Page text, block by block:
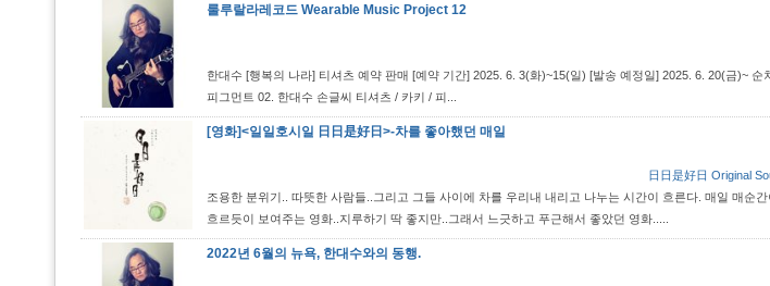
룰루랄라레코드 Wearable Music Project 12
한대수 [행복의 나라] 티셔츠 예약 판매 [예약 기간] 2025. 6. 3(화)~15(일) [발송 예정일] 2025. 6. 20(금)~
피그먼트 02. 한대수 손글씨 티셔츠 / 카키 / 피...
[영화]<일일호시일 日日是好日>-차를 좋아했던 매일
日日是好日 Original
조용한 분위기.. 따뜻한 사람들..그리고 그들 사이에 차를 우리내 내리고 나누는 시간이 흐른다. 매일 매순
흐르듯이 보여주는 영화..지루하기 딱 좋지만..그래서 느긋하고 푸근해서 좋았던 영화.....
2022년 6월의 뉴욕, 한대수와의 동행.